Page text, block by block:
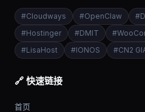
#Cloudways #OpenClaw #
#Hostinger #DMIT #
#LisaHost #IONOS #CN2
🔗 快速链接
首页